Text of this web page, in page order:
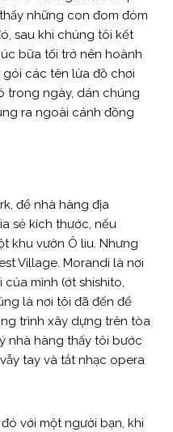
những con đom đóm
sau khi chúng tôi kết
bữa tối trở nên hoành
các tên lửa đồ chơi
trong ngày, dán chúng
ra ngoài cánh đồng
để nhà hàng địa
sẻ kích thước, nếu
khu vườn Ô liu. Nhưng
Village. Morandi là nơi
mình (ớt shishito,
là nơi tôi đã đến để
trình xây dựng trên tòa
nhà hàng thấy tôi bước
tay và tắt nhạc opera
với một người bạn, khi